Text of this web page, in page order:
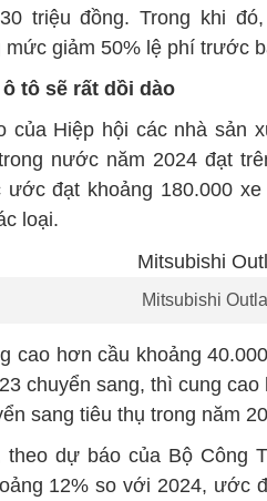
triệu đồng. Trong khi
giảm 50% lệ phí trước
tô sẽ rất dồi dào
của Hiệp hội các nhà sản
nước năm 2024 đạt
ước đạt khoảng 180.000
loại.
Mitsubishi
cao hơn cầu khoảng
chuyển sang, thì cung
sang tiêu thụ trong năm
theo dự báo của Bộ Công
12% so với 2024, ước